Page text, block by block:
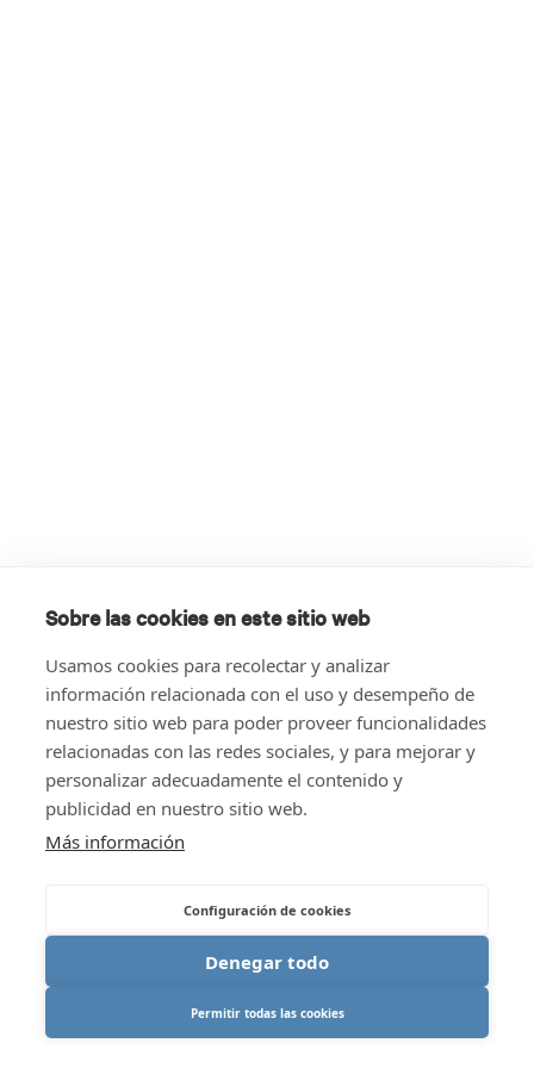
Sobre las cookies en este sitio web
Usamos cookies para recolectar y analizar
información relacionada con el uso y desempeño de
nuestro sitio web para poder proveer funcionalidades
relacionadas con las redes sociales, y para mejorar y
personalizar adecuadamente el contenido y
publicidad en nuestro sitio web.
Más información
Configuración de cookies
Denegar todo
Permitir todas las cookies